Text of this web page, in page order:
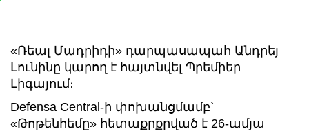
«Ռեալ Մադրիդի» դարպասապահ Անդրեյ
Լունինը կարող է հայտնվել Պրեմիեր
Լիգայում։
Defensa Central-ի փոխանցմամբ՝
«Թոթենհեմը» հետաքրքրված է 26-ամյա